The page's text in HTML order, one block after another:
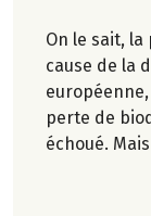
On le sait,
cause de la
perte de
échoué.